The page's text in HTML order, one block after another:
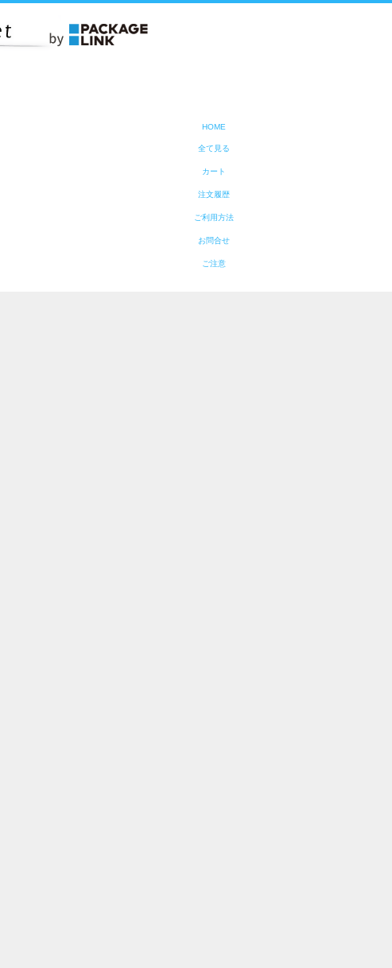
HOME
全て見る
カート
注文履歴
ご利用方法
お問合せ
ご注意